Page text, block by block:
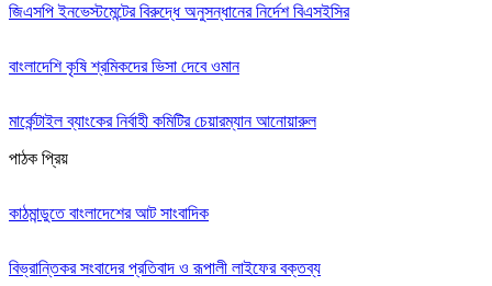
জিএসপি ইনভেস্টমেন্টের বিরুদ্ধে অনুসন্ধানের নির্দেশ বিএসইসির
বাংলাদেশি কৃষি শ্রমিকদের ভিসা দেবে ওমান
মার্কেন্টাইল ব্যাংকের নির্বাহী কমিটির চেয়ারম্যান আনোয়ারুল
পাঠক প্রিয়
কাঠমান্ডুতে বাংলাদেশের আট সাংবাদিক
বিভ্রান্তিকর সংবাদের প্রতিবাদ ও রূপালী লাইফের বক্তব্য